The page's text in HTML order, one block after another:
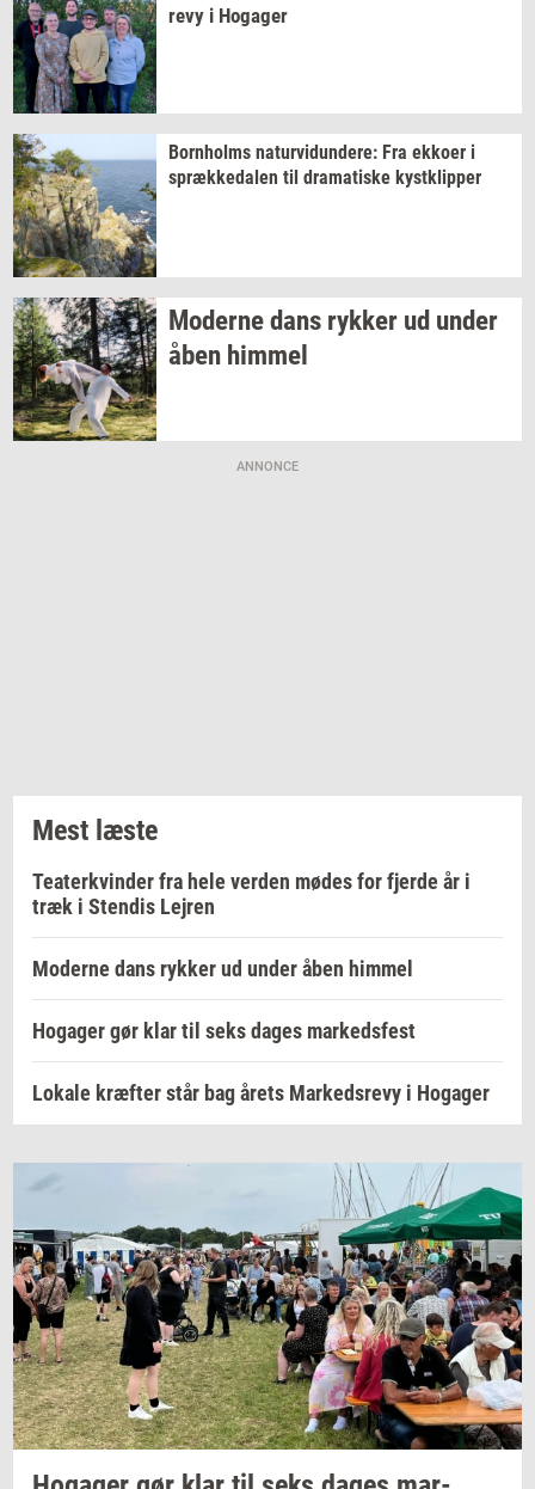
revy i Ho­ga­ger
Born­holms na­tur­vi­dun­de­re: Fra ek­ko­er i
spræk­ke­da­len til dra­ma­ti­ske kyst­klip­per
Mo­der­ne dans ryk­ker ud under
åben him­mel
ANNONCE
Mest læste
Teaterkvinder fra hele verden mødes for fjerde år i
træk i Stendis Lejren
Moderne dans rykker ud under åben himmel
Hogager gør klar til seks dages markedsfest
Lokale kræfter står bag årets Markedsrevy i Hogager